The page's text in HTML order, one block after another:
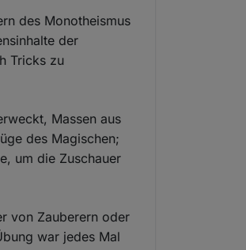
des Monotheismus
der
Tricks zu
Massen aus
des Magischen;
um die Zuschauer
von Zauberern oder
war jedes Mal